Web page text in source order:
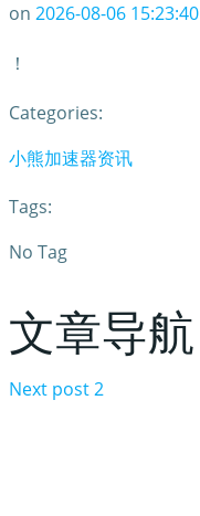
on 2026-08-06 15:23:40
！
Categories:
小熊加速器资讯
Tags:
No Tag
文章导航
Next post2